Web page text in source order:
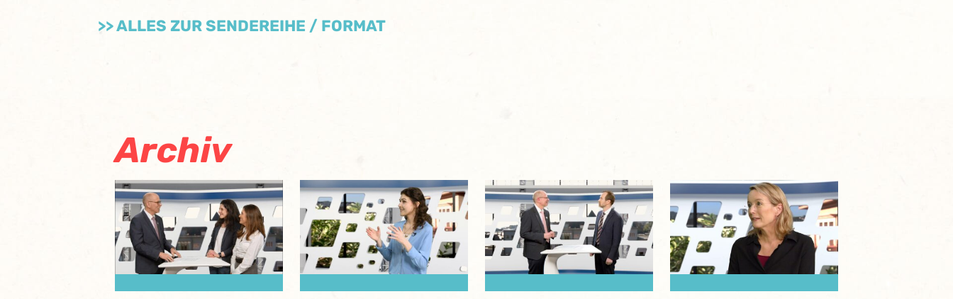
>> ALLES ZUR SENDEREIHE / FORMAT
Archiv